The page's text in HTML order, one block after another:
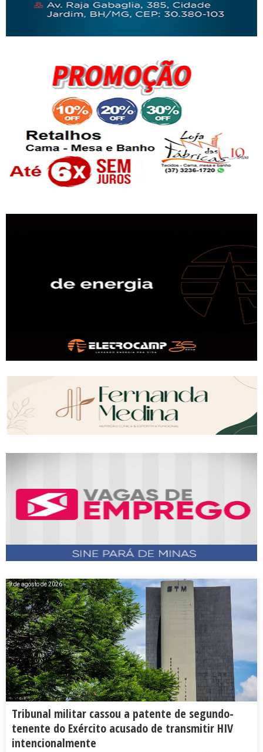
9 de agosto de 2026
Tribunal militar cassou a patente de segundo-
tenente do Exército acusado de transmitir HIV
intencionalmente